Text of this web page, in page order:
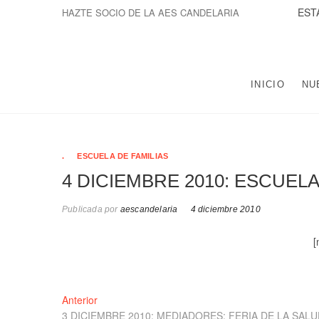
HAZTE SOCIO DE LA AES CANDELARIA ESTAMOS
INICIO
. ESCUELA DE FAMILIAS
4 DICIEMBRE 2010:
Publicada poraescandelaria 4 diciembre 2010
Navegación
AnteriorEntrada
anterior:
3 DICIEMBRE 2010: MEDIADORES: FERIA DE LA